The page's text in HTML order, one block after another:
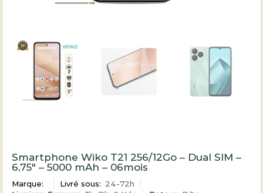
Smartphone Wiko T21 256/12Go – Dual SIM –
6,75″ – 5000 mAh – 06mois
Marque: Livré sous: 24-72h